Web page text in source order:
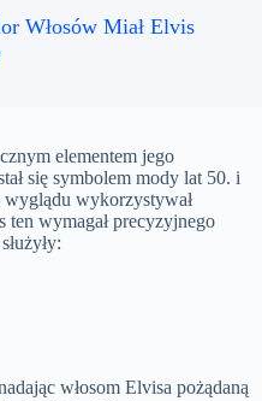
Włosów Miał Elvis
elementem jego
się symbolem mody lat 50. i
wykorzystywał
ten wymagał precyzyjnego
włosom Elvisa pożądaną